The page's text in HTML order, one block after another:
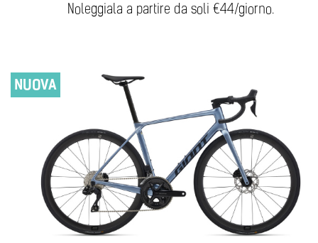
Noleggiala a partire da soli €44/giorno.
NUOVA